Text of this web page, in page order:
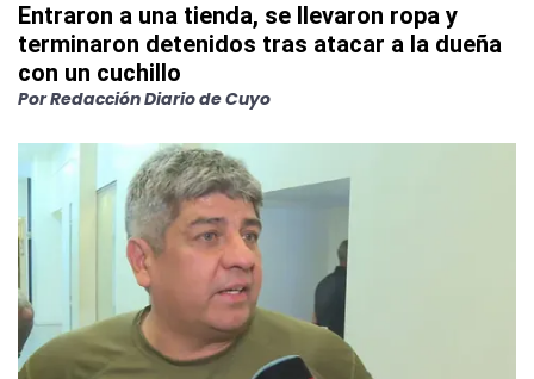
Entraron a una tienda, se llevaron ropa y
terminaron detenidos tras atacar a la dueña
con un cuchillo
PorRedacción Diario de Cuyo